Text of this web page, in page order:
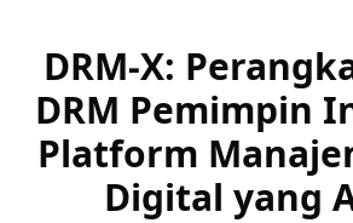
DRM-X:
DRM Pemimpin
Platform
Digital yang